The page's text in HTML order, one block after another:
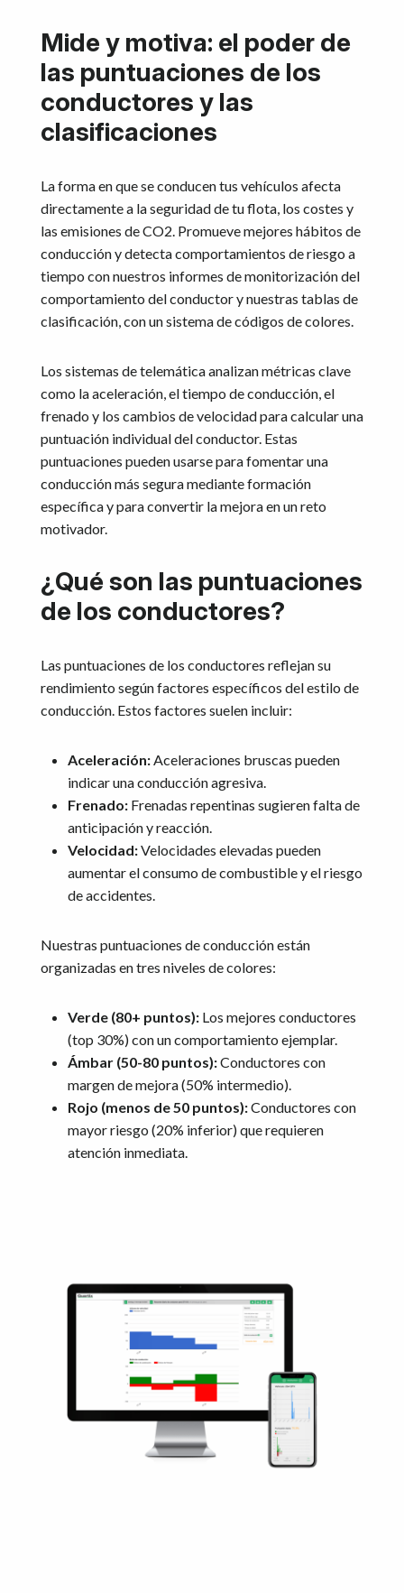
Mide y motiva: el poder de
las puntuaciones de los
conductores y las
clasificaciones
La forma en que se conducen tus vehículos afecta
directamente a la seguridad de tu flota, los costes y
las emisiones de CO2. Promueve mejores hábitos de
conducción y detecta comportamientos de riesgo a
tiempo con nuestros informes de monitorización del
comportamiento del conductor y nuestras tablas de
clasificación, con un sistema de códigos de colores.
Los sistemas de telemática analizan métricas clave
como la aceleración, el tiempo de conducción, el
frenado y los cambios de velocidad para calcular una
puntuación individual del conductor. Estas
puntuaciones pueden usarse para fomentar una
conducción más segura mediante formación
específica y para convertir la mejora en un reto
motivador.
¿Qué son las puntuaciones
de los conductores?
Las puntuaciones de los conductores reflejan su
rendimiento según factores específicos del estilo de
conducción. Estos factores suelen incluir:
Aceleración:Aceleraciones bruscas pueden
indicar una conducción agresiva.
Frenado: Frenadas repentinas sugieren falta de
anticipación y reacción.
Velocidad:Velocidades elevadas pueden
aumentar el consumo de combustible y el riesgo
de accidentes.
Nuestras puntuaciones de conducción están
organizadas en tres niveles de colores:
Verde (80+ puntos): Los mejores conductores
(top 30%) con un comportamiento ejemplar.
Ámbar (50-80 puntos):Conductores con
margen de mejora (50% intermedio).
Rojo (menos de 50 puntos):Conductores con
mayor riesgo (20% inferior) que requieren
atención inmediata.